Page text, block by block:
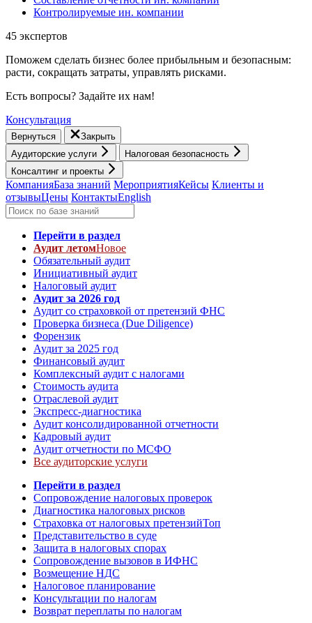
Контролируемые ин. компании
45 экспертов
Поможем сделать бизнес более прибыльным и безопасным:
расти, cокращать затраты, управлять рисками.
Есть вопросы? Задайте их нам!
Консультация
Вернуться
Закрыть
Аудиторские услуги
Налоговая безопасность
Консалтинг и проекты
КомпанияБаза знаний МероприятияКейсы Клиенты и
отзывыЦены КонтактыEnglish
Перейти в раздел
Аудит летомНовое
Обязательный аудит
Инициативный аудит
Налоговый аудит
Аудит за 2026 год
Аудит со страховкой от претензий ФНС
Проверка бизнеса (Due Diligence)
Форензик
Аудит за 2025 год
Финансовый аудит
Комплексный аудит с налогами
Стоимость аудита
Отраслевой аудит
Экспресс-диагностика
Аудит консолидированной отчетности
Кадровый аудит
Аудит отчетности по МСФО
Все аудиторские услуги
Перейти в раздел
Сопровождение налоговых проверок
Диагностика налоговых рисков
Страховка от налоговых претензийТоп
Представительство в суде
Защита в налоговых спорах
Сопровождение вызовов в ИФНС
Возмещение НДС
Налоговое планирование
Консультации по налогам
Возврат переплаты по налогам